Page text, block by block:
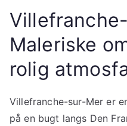
Maleriske
rolig
Villefranche-sur-Mer er
på en bugt langs Den